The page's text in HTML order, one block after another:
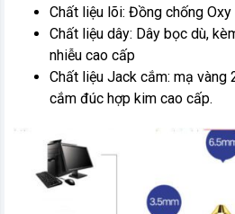
Chất liệu lõi: Đồng chống
Chất liệu dây: Dây bọc dù,
nhiễu cao cấp
Chất liệu Jack cắm: mạ
cắm đúc hợp kim cao cấp.